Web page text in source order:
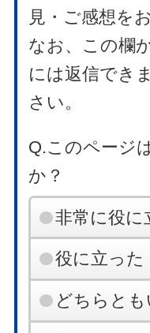
見・ご感想を
なお、この欄
には返信でき
さい。
Q.このページ
か？
非常に役に
役に立った
どちらと